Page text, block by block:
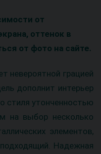
от
оттенок в
от фото на сайте.
невероятной грацией
дополнит интерьер
стиля утонченностью
на выбор несколько
элементов,
Надежная